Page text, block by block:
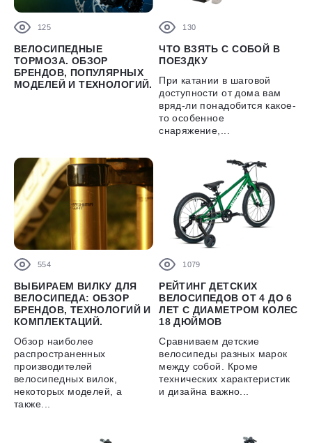
125
ВЕЛОСИПЕДНЫЕ
ТОРМОЗА. ОБЗОР
БРЕНДОВ, ПОПУЛЯРНЫХ
МОДЕЛЕЙ И ТЕХНОЛОГИЙ.
130
ЧТО ВЗЯТЬ С СОБОЙ В
ПОЕЗДКУ
При катании в шаговой
доступности от дома вам
вряд-ли понадобится какое-
то особенное
снаряжение,...
554
ВЫБИРАЕМ ВИЛКУ ДЛЯ
ВЕЛОСИПЕДА: ОБЗОР
БРЕНДОВ, ТЕХНОЛОГИЙ И
КОМПЛЕКТАЦИЙ.
Обзор наиболее
распространенных
производителей
велосипедных вилок,
некоторых моделей, а
также...
1079
РЕЙТИНГ ДЕТСКИХ
ВЕЛОСИПЕДОВ ОТ 4 ДО 6
ЛЕТ С ДИАМЕТРОМ КОЛЕС
18 ДЮЙМОВ
Сравниваем детские
велосипеды разных марок
между собой. Кроме
технических характеристик
и дизайна важно...